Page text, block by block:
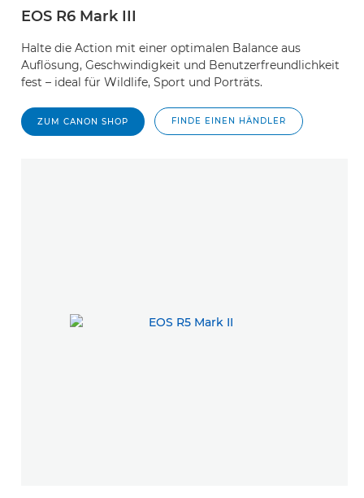
EOS R6 Mark III
Halte die Action mit einer optimalen Balance aus
Auflösung, Geschwindigkeit und Benutzerfreundlichkeit
fest – ideal für Wildlife, Sport und Porträts.
ZUM CANON SHOP FINDE EINEN HÄNDLER